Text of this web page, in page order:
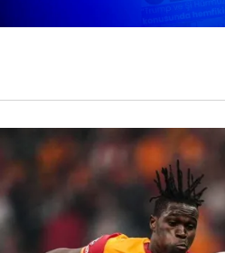
Verilerin Korunması Kanunu